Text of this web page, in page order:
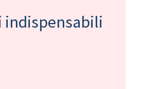
indispensabili